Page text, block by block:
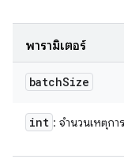
พารามิเตอร์
batchSize
int : จํานวนเหตุก